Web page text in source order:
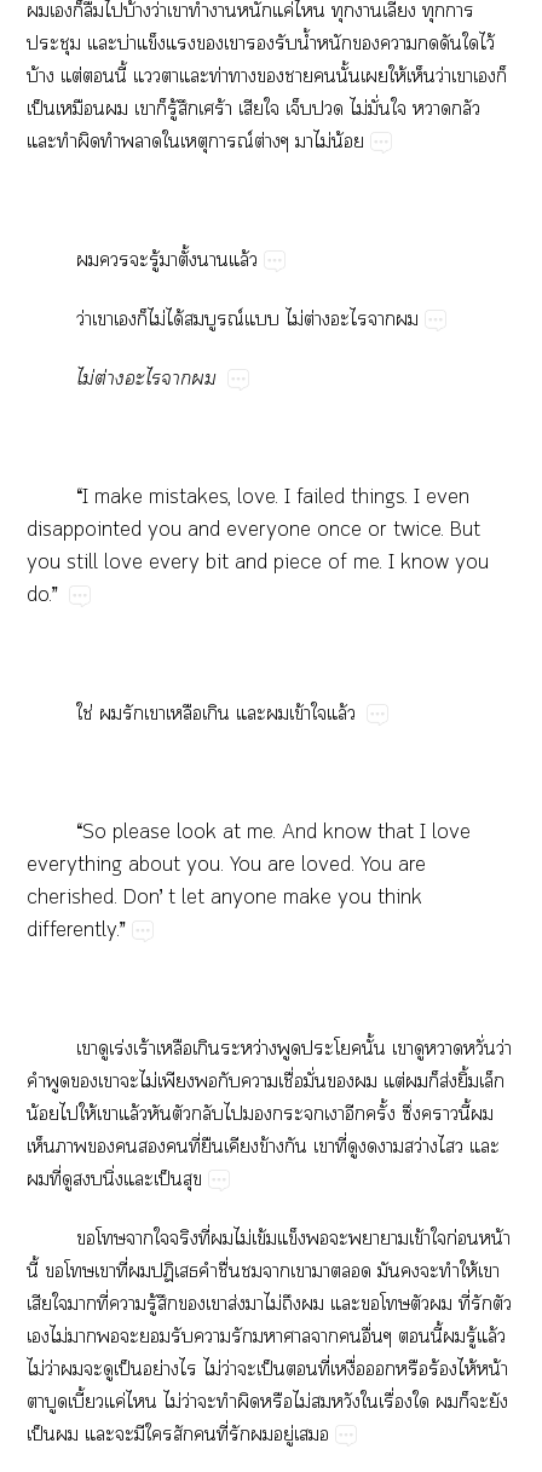
​​​​​บ้​ว่​​​​​ค่​​​​ี้​​​
​​บ่​​​​​​​น้ำ​​​​​​​ไว้​
บ้​ต่​​ี้​​​​ท่​​​​​ั้​​ให้​​ว่​​​​
ป็​​​​​ู้​​ร้​​​​​ไม่​ั่​​​​
​​​​​​​ณ์​ต่​​ไม่​น้
​​​ู้​​ั้​​ล้
ว่​​​​ไม่​ได้​ณ์​​ไม่​ต่​​​
ไม่​ต่​​​
“I​make​mistakes,​love.​I​failed​things.​I​even​
disappointed​you​and​everyone​once​or​twice.​But​
you​still​love​every​bit​and​piece​of​me.​I​know​you​
do.”
ใช่​​​​​​​​ข้​​ล้
“So​please​look​at​me.​And​know​that​I​love​
everything​about​you.​You​are​loved.​You​are​
cherished.​Don’​t​let​anyone​make​you​think​
differently.”
​​ร่​ร้​​​ว่​​​ั้​​​​ั่​ว่​
​​​​​ไม่​​​​​ื่​ั่​​​ต่​​​ส่​ิ้​​
น้​​ให้​​ล้​​​​​​​​​ั้​ึ่​​ี้​​
​​​​​​ี่​​​ข้​​​ี่​​​​ว่​​​
​ี่​​​ิ่​​ป็​
​​​​​ี่​​ไม่​ข้​​​​​ข้​​ก่​น้​
ี้​​​​ี่​​ป​​ื่​​​​​​​​​​ให้​​
​​​ี่​​ู้​​​​ส่​​ไม่​​​​​​​​ี่​​​
​ไม่​​​​​​​​​​​ื่​​ี้​​ู้​ล้​
ไม่​ว่​​​​ป็​ย่​​ไม่​ว่​​ป็​​ี่​ื่​​​ร้​ไห้​น้​
​​ี้​ค่​​ไม่​ว่​​​​​ไม่​​​​ื่​​​​​​
ป็​​​​​​​​ี่​​​ู่​